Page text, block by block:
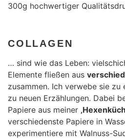
300g hochwertiger
COLLAGEN
… sind wie das Leben:
Elemente fließen aus
zusammen. Ich verwebe sie zu
zu neuen Erzählungen. Dabei
Papiere aus meiner
verschiedenste Papiere in
experimentiere mit Walnuss-